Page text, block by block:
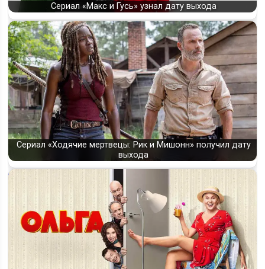
Сериал «Макс и Гусь» узнал дату выхода
Сериал «Ходячие мертвецы: Рик и Мишонн» получил дату
выхода